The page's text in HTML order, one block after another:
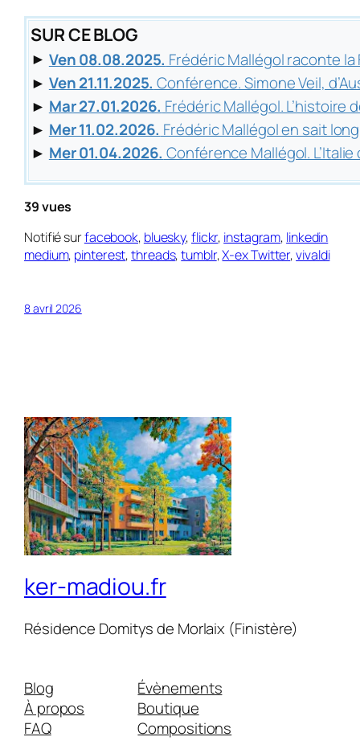
SUR CE BLOG
► Ven 08.08.2025. Frédéric Mallégol raconte
► Ven 21.11.2025. Conférence. Simone Veil,
► Mar 27.01.2026. Frédéric Mallégol. L’histoire
► Mer 11.02.2026. Frédéric Mallégol en sait
► Mer 01.04.2026. Conférence Mallégol.
39 vues
Notifié surfacebook, bluesky,flickr, instagram, linkedin
medium, pinterest,threads,tumblr,X-ex Twitter,vivaldi
8 avril 2026
ker-madiou.fr
Résidence Domitys de Morlaix (Finistère)
Blog
À propos
FAQ
Évènements
Boutique
Compositions